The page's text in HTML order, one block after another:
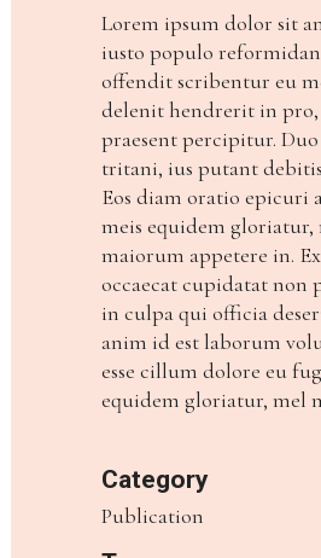
Lorem ipsum dolor sit
iusto populo
offendit scribentur eu
delenit hendrerit in pro,
praesent percipitur.
tritani, ius putant
Eos diam oratio epicuri
meis equidem gloriatur,
maiorum appetere in.
occaecat cupidatat non
in culpa qui officia
anim id est laborum
esse cillum dolore eu
equidem gloriatur, mel
Category
Publication